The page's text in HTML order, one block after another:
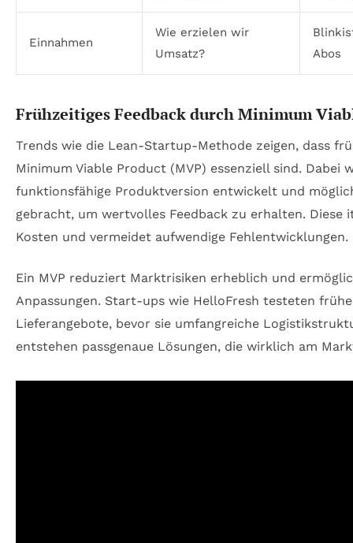
Einnahmen
Wie erzielen wir
Umsatz?
Abos
Frühzeitiges Feedback durch Minimum
Trends wie die Lean-Startup-Methode zeigen, dass
Minimum Viable Product (MVP) essenziell sind. Dabei
funktionsfähige Produktversion entwickelt und
gebracht, um wertvolles Feedback zu erhalten. Diese
Kosten und vermeidet aufwendige Fehlentwicklungen.
Ein MVP reduziert Marktrisiken erheblich und
Anpassungen. Start-ups wie HelloFresh testeten
Lieferangebote, bevor sie umfangreiche
entstehen passgenaue Lösungen, die wirklich am